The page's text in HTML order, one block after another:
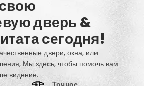
дверь &
сегодня!
двери, окна, или
Мы здесь, чтобы помочь вам
видение.
производство